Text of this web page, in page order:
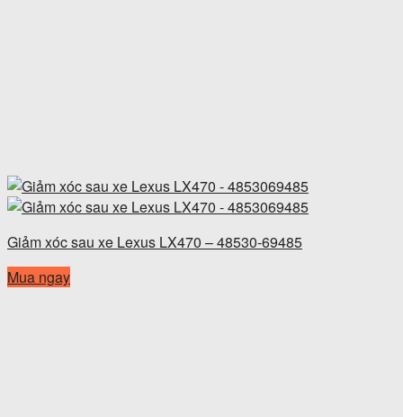
Giảm xóc sau xe Lexus LX470 – 48530-69485
Mua ngay